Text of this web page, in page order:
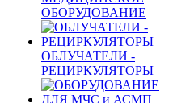
ОБОРУДОВАНИЕ
ОБЛУЧАТЕЛИ -
РЕЦИРКУЛЯТОРЫ